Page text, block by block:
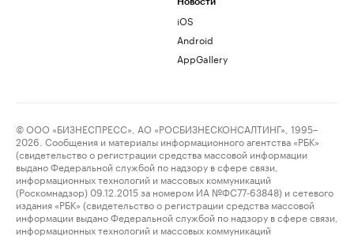
iOS
Android
AppGallery
© ООО «БИЗНЕСПРЕСС», АО «РОСБИЗНЕСКОНСАЛТИНГ», 1995–
2026. Сообщения и материалы информационного агентства «РБК»
(свидетельство о регистрации средства массовой информации
выдано Федеральной службой по надзору в сфере связи,
информационных технологий и массовых коммуникаций
(Роскомнадзор) 09.12.2015 за номером ИА №ФС77-63848) и сетевого
издания «РБК» (свидетельство о регистрации средства массовой
информации выдано Федеральной службой по надзору в сфере связи,
информационных технологий и массовых коммуникаций